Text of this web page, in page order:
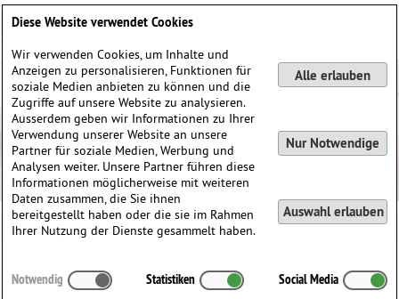
The Girl Friends, Suite für Bratsche und Klavier
Diese Website verwendet Cookies
Wir verwenden Cookies, um Inhalte und
Anzeigen zu personalisieren, Funktionen für
soziale Medien anbieten zu können und die
Zugriffe auf unsere Website zu analysieren.
Ausserdem geben wir Informationen zu Ihrer
Verwendung unserer Website an unsere
Partner für soziale Medien, Werbung und
Analysen weiter. Unsere Partner führen diese
Informationen möglicherweise mit weiteren
Daten zusammen, die Sie ihnen
bereitgestellt haben oder die sie im Rahmen
Ihrer Nutzung der Dienste gesammelt haben.
Alle erlauben
Nur Notwendige
Auswahl erlauben
Notwendig Statistiken Social Media